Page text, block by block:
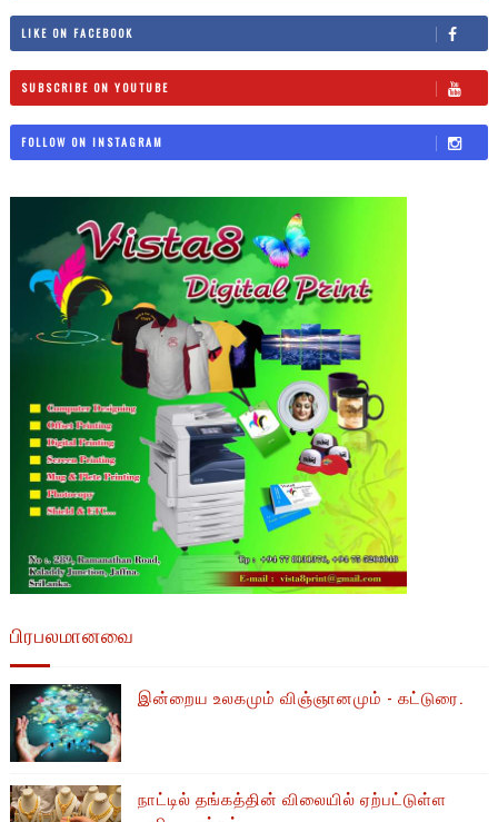
LIKE ON FACEBOOK
SUBSCRIBE ON YOUTUBE
FOLLOW ON INSTAGRAM
பிரபலமானவை
இன்றைய உலகமும் விஞ்ஞானமும் - கட்டுரை.
நாட்டில் தங்கத்தின் விலையில் ஏற்பட்டுள்ள